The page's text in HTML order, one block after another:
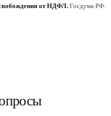
от НДФЛ. Госдума РФ.